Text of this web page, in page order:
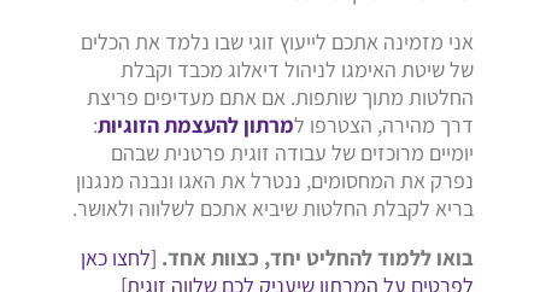
אני מזמינה אתכם לייעוץ זוגי שבו נלמד את הכלים
של שיטת האימגו לניהול דיאלוג מכבד וקבלת
החלטות מתוך שותפות. אם אתם מעדיפים פריצת
דרך מהירה, הצטרפו למרתון להעצמת הזוגיות:
יומיים מרוכזים של עבודה זוגית פרטנית שבהם
נפרק את המחסומים, ננטרל את האגו ונבנה מנגנון
בריא לקבלת החלטות שיביא אתכם לשלווה ולאושר.
בואו ללמוד להחליט יחד, כצוות אחד. [לחצו כאן
לפרטים על המרתון שיעניק לכם שלווה זוגית]